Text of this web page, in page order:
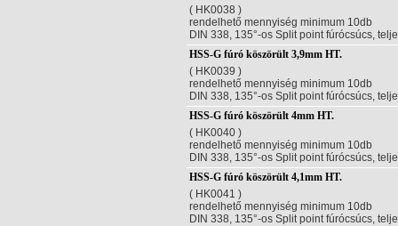
( HK0038 )
rendelhető mennyiség minimum 10db
DIN 338, 135°-os Split point fúrócsúcs,
HSS-G fúró köszörült 3,9mm HT.
( HK0039 )
rendelhető mennyiség minimum 10db
DIN 338, 135°-os Split point fúrócsúcs,
HSS-G fúró köszörült 4mm HT.
( HK0040 )
rendelhető mennyiség minimum 10db
DIN 338, 135°-os Split point fúrócsúcs,
HSS-G fúró köszörült 4,1mm HT.
( HK0041 )
rendelhető mennyiség minimum 10db
DIN 338, 135°-os Split point fúrócsúcs,